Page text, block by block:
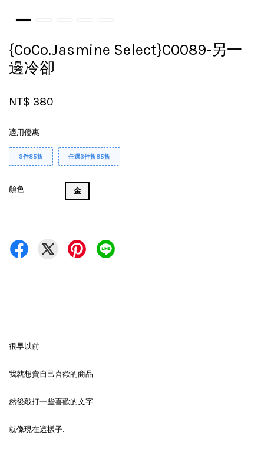
{CoCo.Jasmine Select}C0089-另一
邊冷卻
NT$ 380
適用優惠
3件85折 任選3件折85折
顏色 金
很早以前
我就想賣自己喜歡的商品
然後敲打一些喜歡的文字
就像現在這樣子.